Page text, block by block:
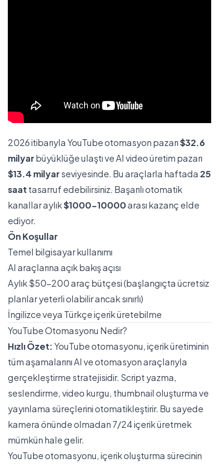
2026 itibarıyla YouTube otomasyon pazarı$32.6
milyarbüyüklüğe ulaştı ve AI video üretim pazarı
$13.4 milyarseviyesinde. Bu araçlarla haftada 25
saat tasarruf edebilirsiniz. Başarılı otomatik
kanallar aylık$1000-10000arası kazanç elde
ediyor.
Ön Koşullar
Temel bilgisayar kullanımı
AI araçlarına açık bakış açısı
Aylık $50-200 araç bütçesi (başlangıçta ücretsiz
planlar yeterli olabilir ancak sınırlı)
İngilizce veya Türkçe içerik üretebilme
YouTube Otomasyonu Nedir?
Hızlı Özet: YouTube otomasyonu, içerik üretiminin
tüm aşamalarını AI ve otomasyon araçlarıyla
gerçekleştirme stratejisidir. Script yazma,
seslendirme, video kurgu, thumbnail oluşturma ve
yayınlama süreçlerini otomatikleştirir. Bu sayede
kamera önünde olmadan 7/24 içerik üretmek
mümkün hale gelir.
YouTube otomasyonu, içerik oluşturma sürecinin